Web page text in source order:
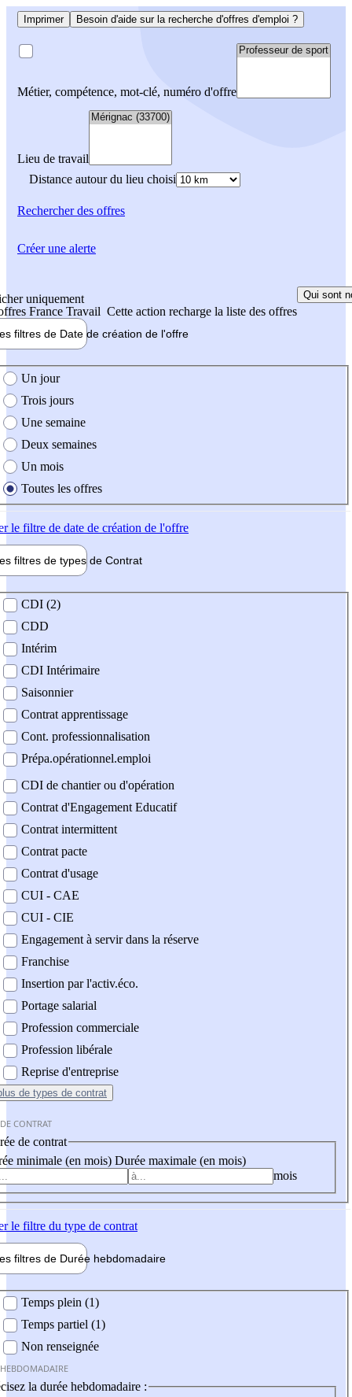
Imprimer Besoin d'aide sur la recherche d'offres d'emploi ?
Métier, compétence, mot-clé, numéro d'offre
Lieu de travail
Distance autour du lieu choisi
Rechercherdes offres
uniquement
France Travail Cette action recharge la liste des offres
Qui sont
filtres de Date de création de l'offre
création de l'offre
Un jour
Trois jours
Une semaine
Deux semaines
Un mois
Toutes les offres
le filtre de date de création de l'offre
filtres de types de Contrat
contrat
CDI (2)
CDD
Intérim
CDI Intérimaire
Saisonnier
Contrat apprentissage
Cont. professionnalisation
Prépa.opérationnel.emploi
CDI de chantier ou d'opération
Contrat d'Engagement Educatif
Contrat intermittent
Contrat pacte
Contrat d'usage
CUI - CAE
CUI - CIE
Engagement à servir dans la réserve
Franchise
Insertion par l'activ.éco.
Portage salarial
Profession commerciale
Profession libérale
Reprise d'entreprise
de types de contrat
CONTRAT
de contrat
minimale (en mois) Durée maximale (en mois)
mois
le filtre du type de contrat
filtres de Durée hebdomadaire
Temps plein (1)
Temps partiel (1)
Non renseignée
la durée hebdomadaire :
Créer une alerte